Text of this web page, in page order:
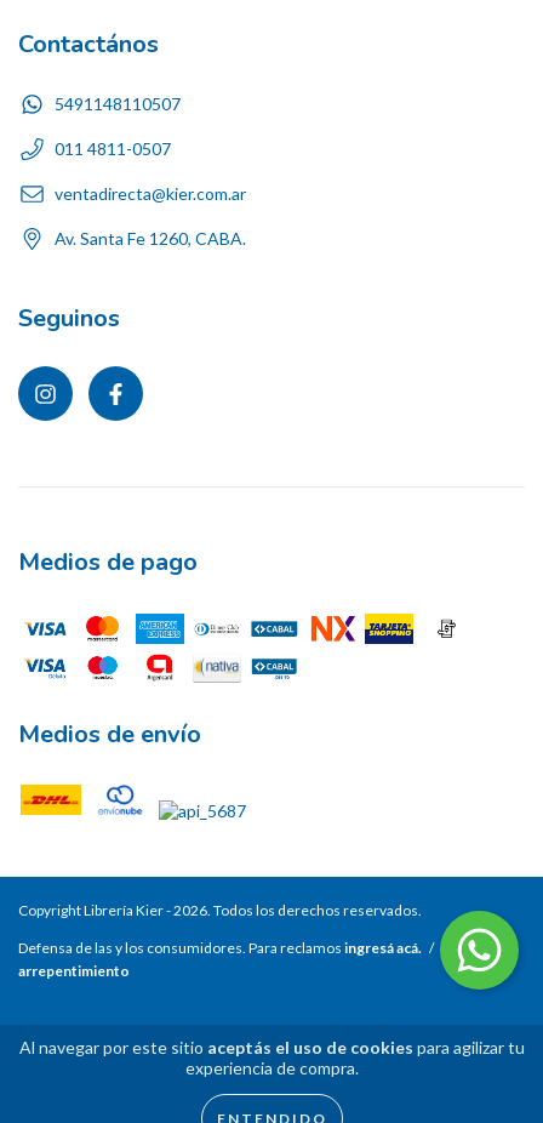
Al navegar por este sitio aceptás el uso de cookies para agilizar tu
experiencia de compra.
ENTENDIDO
Contactános
5491148110507
011 4811-0507
ventadirecta@kier.com.ar
Av. Santa Fe 1260, CABA.
Seguinos
Medios de pago
Medios de envío
Copyright Librería Kier - 2026. Todos los derechos reservados.
Defensa de las y los consumidores. Para reclamos ingresá acá. /
Botón de
arrepentimiento